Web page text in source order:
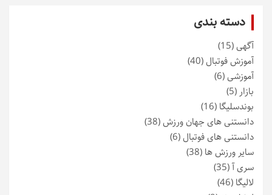
دسته بندی
آگهی(15)
آموزش فوتبال(40)
آموزشی(6)
بازار (5)
بوندسلیگا (16)
دانستنی های جهان ورزش(38)
دانستنی های فوتبال(6)
سایر ورزش ها (38)
سری آ(35)
لالیگا (46)